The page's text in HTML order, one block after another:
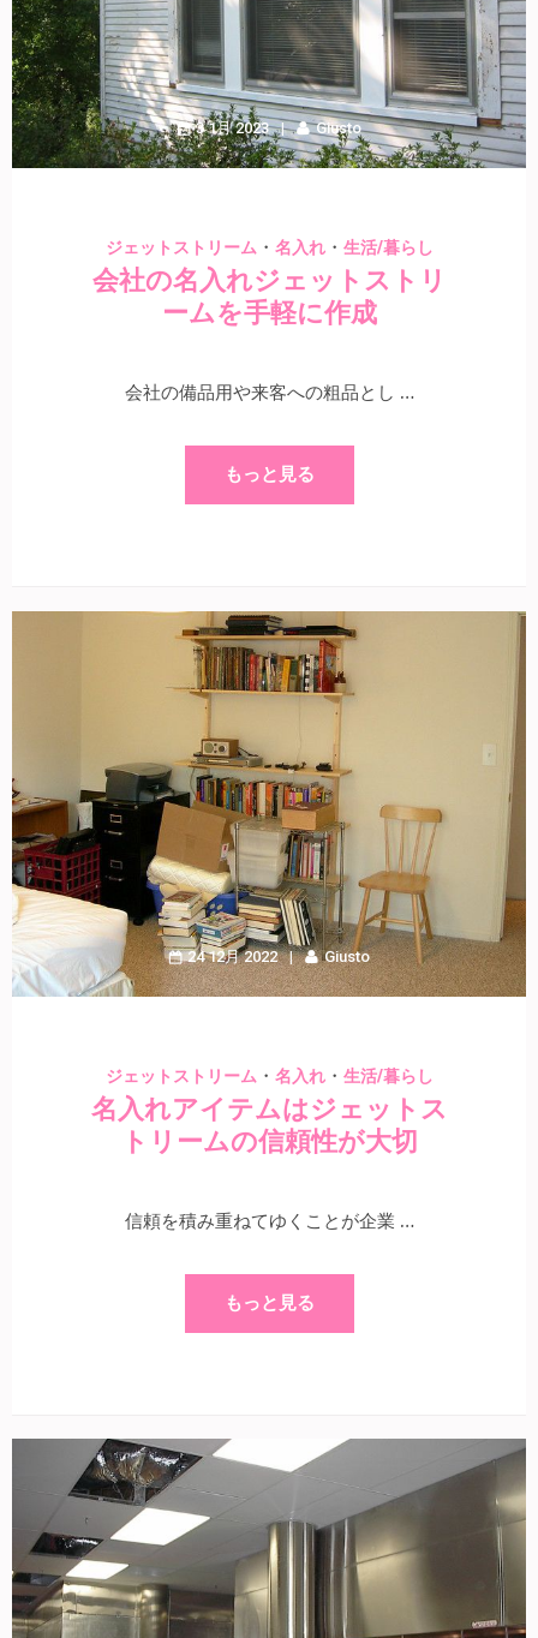
3 1月 2023 Giusto
ジェットストリーム・ 名入れ・ 生活/暮らし
会社の名入れジェットストリ
ームを手軽に作成
会社の備品用や来客への粗品とし …
もっと見る
24 12月 2022 Giusto
ジェットストリーム・ 名入れ・ 生活/暮らし
名入れアイテムはジェットス
トリームの信頼性が大切
信頼を積み重ねてゆくことが企業 …
もっと見る